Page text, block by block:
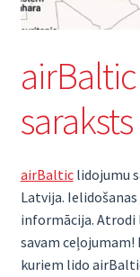
saraksts
airBalticlidojumu
Latvija.
informācija. Atrodi
savam
kuriem lido